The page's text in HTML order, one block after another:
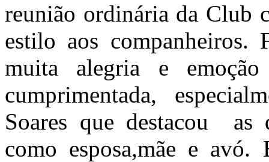
reunião ordinária da Club
estilo aos companheiros.
muita alegria e
cumprimentada,
Soares que destacou as
como esposa,mãe e avó.